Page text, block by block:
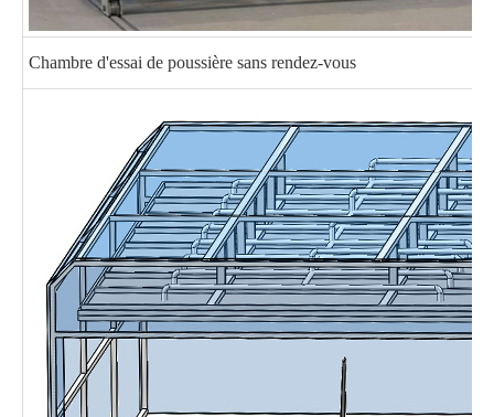
Chambre d'essai de poussière sans rendez-vous